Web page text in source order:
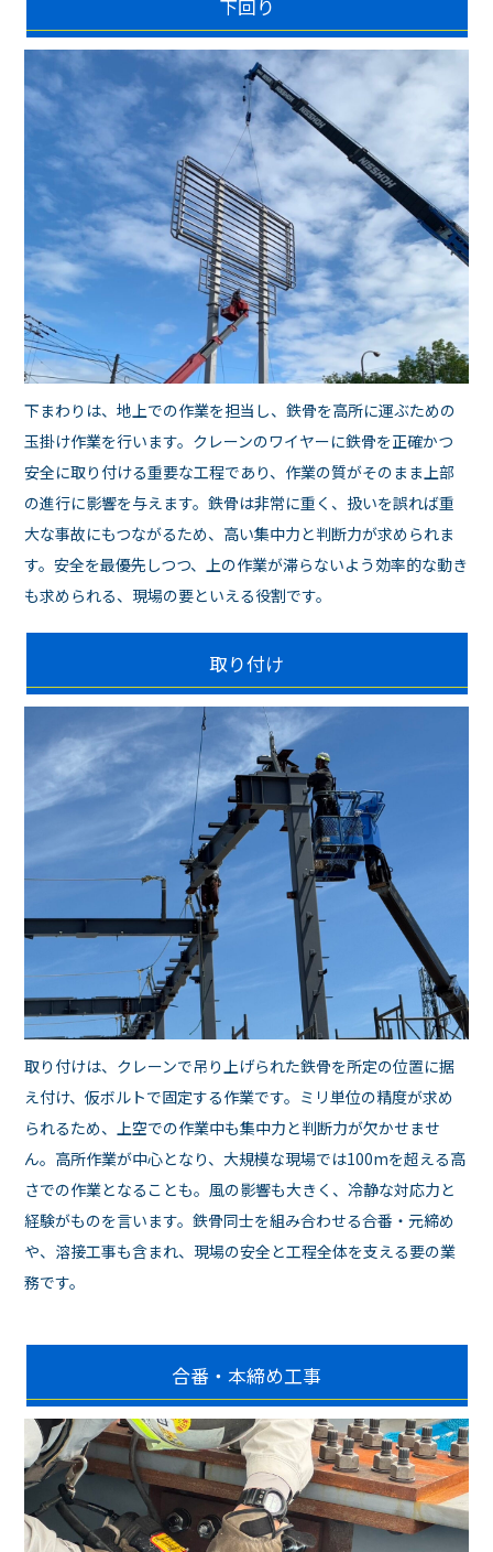
下回り
下まわりは、地上での作業を担当し、鉄骨を高所に運ぶための
玉掛け作業を行います。クレーンのワイヤーに鉄骨を正確かつ
安全に取り付ける重要な工程であり、作業の質がそのまま上部
の進行に影響を与えます。鉄骨は非常に重く、扱いを誤れば重
大な事故にもつながるため、高い集中力と判断力が求められま
す。安全を最優先しつつ、上の作業が滞らないよう効率的な動き
も求められる、現場の要といえる役割です。
取り付け
取り付けは、クレーンで吊り上げられた鉄骨を所定の位置に据
え付け、仮ボルトで固定する作業です。ミリ単位の精度が求め
られるため、上空での作業中も集中力と判断力が欠かせませ
ん。高所作業が中心となり、大規模な現場では100mを超える高
さでの作業となることも。風の影響も大きく、冷静な対応力と
経験がものを言います。鉄骨同士を組み合わせる合番・元締め
や、溶接工事も含まれ、現場の安全と工程全体を支える要の業
務です。
合番・本締め工事